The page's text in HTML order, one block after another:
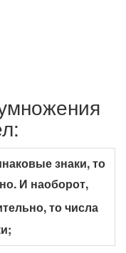
знаки, то
И наоборот,
то числа